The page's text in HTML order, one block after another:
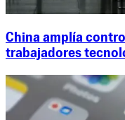
China amplía
trabajadores